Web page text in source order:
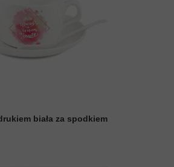
biała za spodkiem